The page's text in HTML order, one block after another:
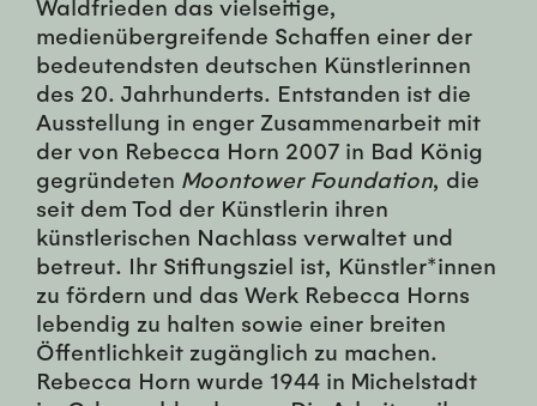
Waldfrieden das vielseitige,
medienübergreifende Schaffen einer der
bedeutendsten deutschen Künstlerinnen
des 20. Jahrhunderts. Entstanden ist die
Ausstellung in enger Zusammenarbeit mit
der von Rebecca Horn 2007 in Bad König
gegründeten Moontower Foundation, die
seit dem Tod der Künstlerin ihren
künstlerischen Nachlass verwaltet und
betreut. Ihr Stiftungsziel ist, Künstler*innen
zu fördern und das Werk Rebecca Horns
lebendig zu halten sowie einer breiten
Öffentlichkeit zugänglich zu machen.
Rebecca Horn wurde 1944 in Michelstadt